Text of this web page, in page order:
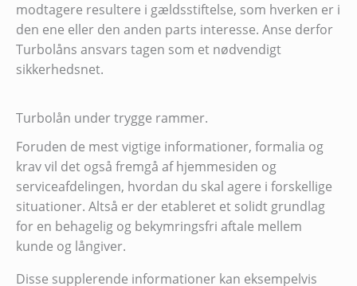
modtagere resultere i gældsstiftelse, som hverken er i
den ene eller den anden parts interesse. Anse derfor
Turbolåns ansvars tagen som et nødvendigt
sikkerhedsnet.
Turbolån under trygge rammer.
Foruden de mest vigtige informationer, formalia og
krav vil det også fremgå af hjemmesiden og
serviceafdelingen, hvordan du skal agere i forskellige
situationer. Altså er der etableret et solidt grundlag
for en behagelig og bekymringsfri aftale mellem
kunde og långiver.
Disse supplerende informationer kan eksempelvis